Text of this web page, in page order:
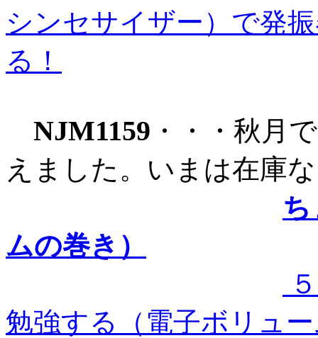
シンセサイザー）で発
る！
NJM1159 ・・・秋月
えました。いまは在庫
ムの巻き）
勉強する（電子ボリュ